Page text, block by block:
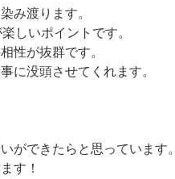
み渡ります。
しいポイントです。
性が抜群です。
に没頭させてくれます。
ができたらと思っています。
す！